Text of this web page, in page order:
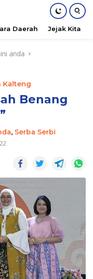
Daerah Jejak Kita
anda
Kalteng
Benang
, Serba Serbi